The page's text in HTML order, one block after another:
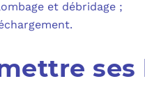
et débridage ;
ses